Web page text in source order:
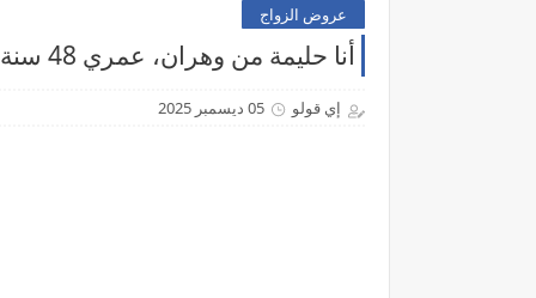
عروض الزواج
أنا حليمة من وهران، عمري 48 سنة، أرملة أبحث عن شريك الحياة للزواج الحلال
إي قولو 05 ديسمبر 2025